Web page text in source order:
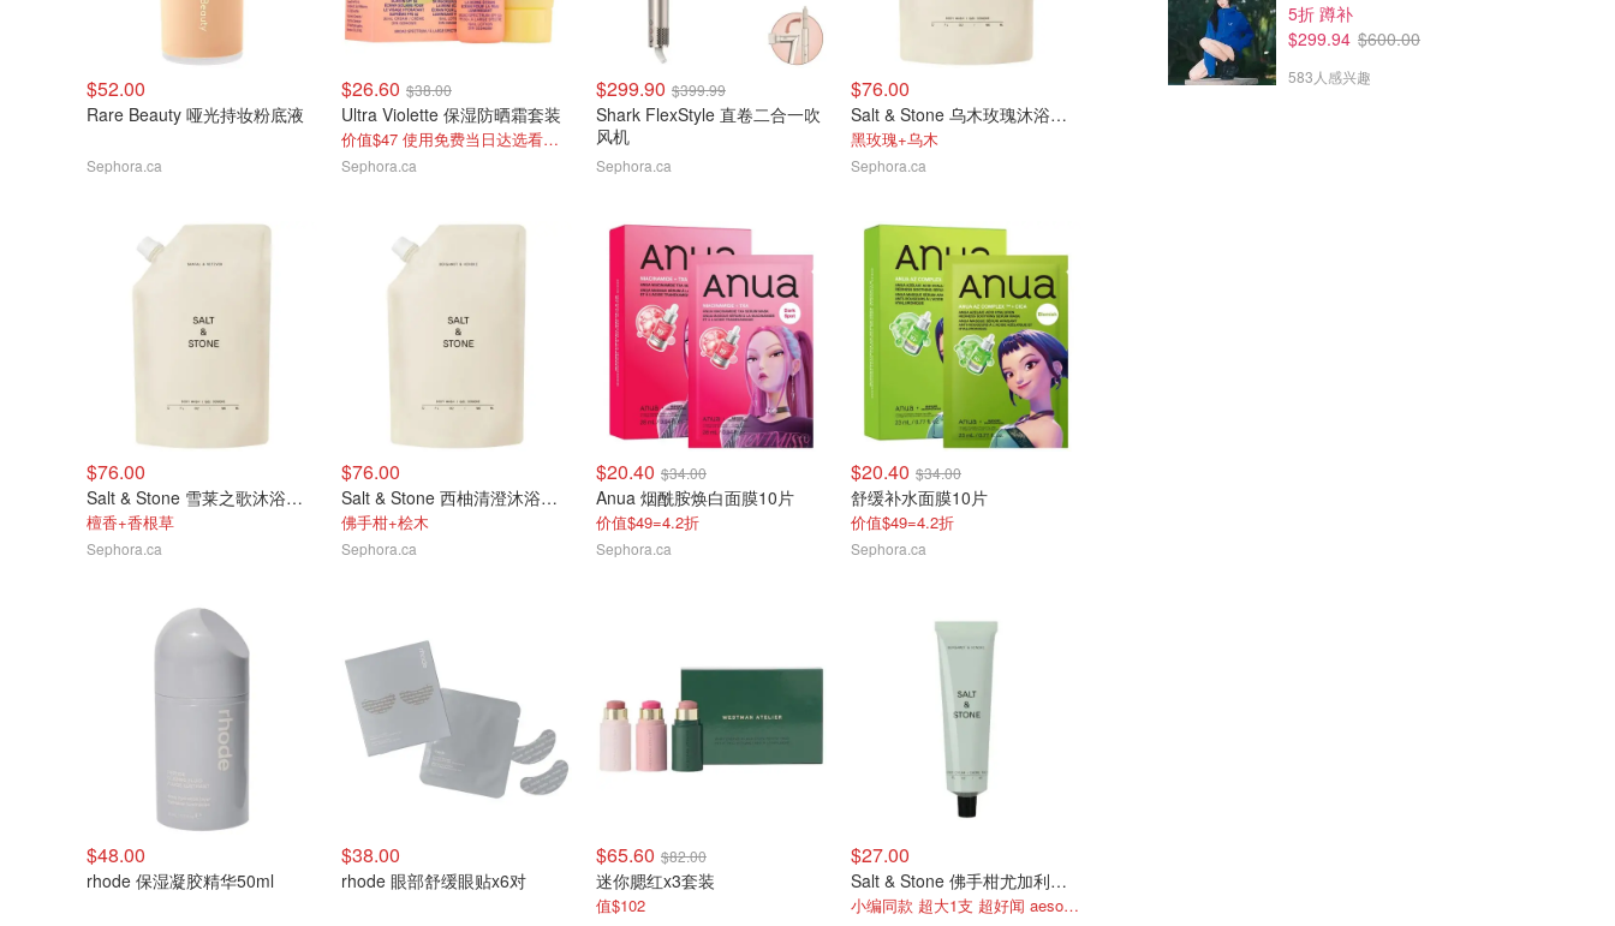
$52.00
Rare Beauty 哑光持妆粉底液
Sephora.ca
$26.60 $38.00
Ultra Violette 保湿防晒霜套装
价值$47 使用免费当日达选看附近库存
Sephora.ca
$299.90 $399.99
Shark FlexStyle 直卷二合一吹
风机
Sephora.ca
$76.00
Salt & Stone 乌木玫瑰沐浴露替换装956ml
黑玫瑰+乌木
Sephora.ca
$76.00
Salt & Stone 雪莱之歌沐浴露替换装956ml
檀香+香根草
Sephora.ca
$76.00
Salt & Stone 西柚清澄沐浴露替换装956ml
佛手柑+桧木
Sephora.ca
$20.40 $34.00
Anua 烟酰胺焕白面膜10片
价值$49=4.2折
Sephora.ca
$20.40 $34.00
舒缓补水面膜10片
价值$49=4.2折
Sephora.ca
$48.00
rhode 保湿凝胶精华50ml
$38.00
rhode 眼部舒缓眼贴x6对
$65.60 $82.00
迷你腮红x3套装
值$102
$27.00
Salt & Stone 佛手柑尤加利护手霜75ml
小编同款 超大1支 超好闻 aesop平替！
5折 蹲补
$299.94 $600.00
583人感兴趣